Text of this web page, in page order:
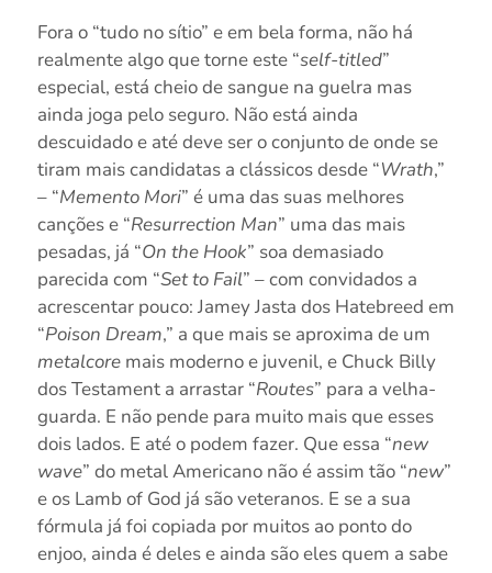
Fora o “tudo no sítio” e em bela forma, não há
realmente algo que torne este “self-titled”
especial, está cheio de sangue na guelra mas
ainda joga pelo seguro. Não está ainda
descuidado e até deve ser o conjunto de onde se
tiram mais candidatas a clássicos desde “Wrath,”
– “Memento Mori” é uma das suas melhores
canções e “Resurrection Man” uma das mais
pesadas, já “On the Hook” soa demasiado
parecida com “Set to Fail” – com convidados a
acrescentar pouco: Jamey Jasta dos Hatebreed em
“Poison Dream,” a que mais se aproxima de um
metalcoremais moderno e juvenil, e Chuck Billy
dos Testament a arrastar “Routes” para a velha-
guarda. E não pende para muito mais que esses
dois lados. E até o podem fazer. Que essa “new
wave” do metal Americano não é assim tão “new”
e os Lamb of God já são veteranos. E se a sua
fórmula já foi copiada por muitos ao ponto do
enjoo, ainda é deles e ainda são eles quem a sabe